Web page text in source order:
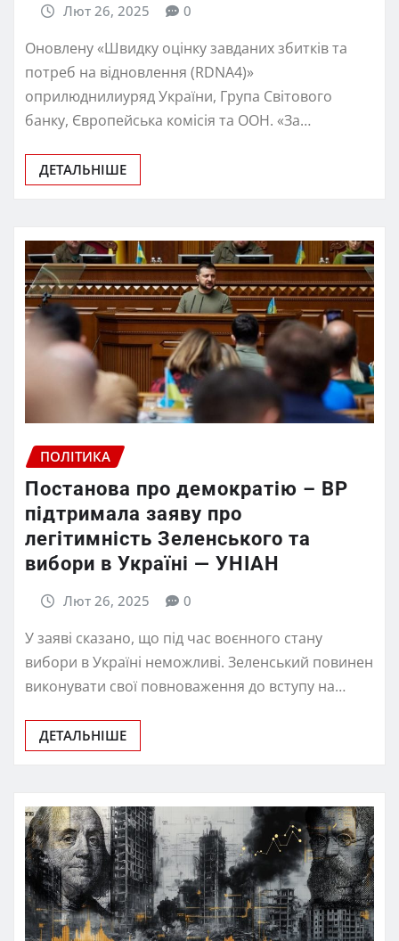
Лют 26, 2025 0
Оновлену «Швидку оцінку завданих збитків та
потреб на відновлення (RDNA4)»
оприлюднилиуряд України, Група Світового
банку, Європейська комісія та ООН. «За…
ДЕТАЛЬНІШЕ
ПОЛІТИКА
Постанова про демократію – ВР
підтримала заяву про
легітимність Зеленського та
вибори в Україні — УНІАН
Лют 26, 2025 0
У заяві сказано, що під час воєнного стану
вибори в Україні неможливі. Зеленський повинен
виконувати свої повноваження до вступу на…
ДЕТАЛЬНІШЕ